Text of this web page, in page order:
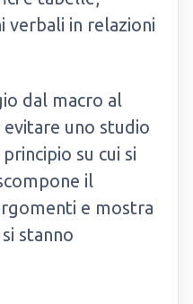
verbali in relazioni
dal macro al
evitare uno studio
su cui si
il
e mostra
stanno